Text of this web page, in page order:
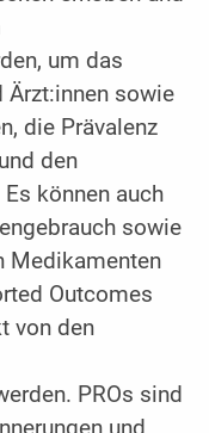
um das
Ärzt:innen sowie
die Prävalenz
den
können auch
sowie
Medikamenten
Outcomes
von den
PROs sind